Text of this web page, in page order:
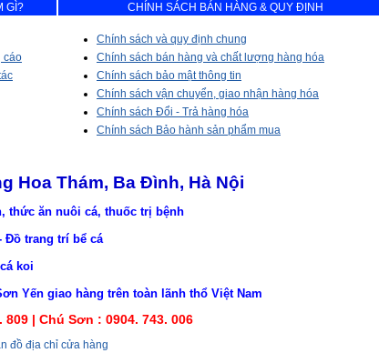
GÌ? CHÍNH SÁCH BÁN HÀNG & QUY ĐỊNH
cáo
Chính sách và quy định chung
Chính sách bán hàng và chất lượng hàng hóa
Chính sách bảo mật thông tin
Chính sách vận chuyển, giao nhận hàng hóa
Chính sách Đổi - Trả hàng hóa
Chính sách Bảo hành sản phẩm mua
Hoa Thám, Ba Đình, Hà Nội
thức ăn nuôi cá, thuốc trị bệnh
Đồ trang trí bể cá
koi
hàng trên toàn lãnh thổ Việt Nam
809 | Chú Sơn : 0904. 743. 006
đồ địa chỉ cửa hàng